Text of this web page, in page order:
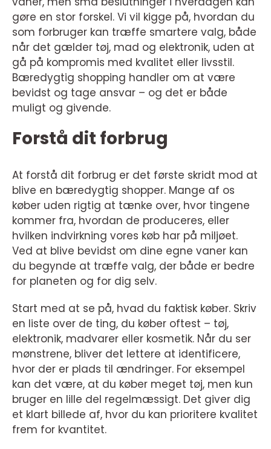
gøre en stor forskel. Vi vil kigge på, hvordan du
som forbruger kan træffe smartere valg, både
når det gælder tøj, mad og elektronik, uden at
gå på kompromis med kvalitet eller livsstil.
Bæredygtig shopping handler om at være
bevidst og tage ansvar – og det er både
muligt og givende.
Forstå dit forbrug
At forstå dit forbrug er det første skridt mod at
blive en bæredygtig shopper. Mange af os
køber uden rigtig at tænke over, hvor tingene
kommer fra, hvordan de produceres, eller
hvilken indvirkning vores køb har på miljøet.
Ved at blive bevidst om dine egne vaner kan
du begynde at træffe valg, der både er bedre
for planeten og for dig selv.
Start med at se på, hvad du faktisk køber. Skriv
en liste over de ting, du køber oftest – tøj,
elektronik, madvarer eller kosmetik. Når du ser
mønstrene, bliver det lettere at identificere,
hvor der er plads til ændringer. For eksempel
kan det være, at du køber meget tøj, men kun
bruger en lille del regelmæssigt. Det giver dig
et klart billede af, hvor du kan prioritere kvalitet
frem for kvantitet.